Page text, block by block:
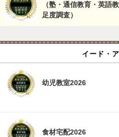
（塾・通信教育・英語
足度調査）
イード・
幼児教室2026
食材宅配2026